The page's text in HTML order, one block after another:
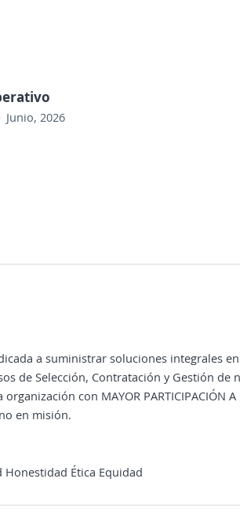
Junio, 2026
a suministrar soluciones integrales en
de Selección, Contratación y Gestión
con MAYOR PARTICIPACIÓN A
en misión.
Honestidad Ética Equidad